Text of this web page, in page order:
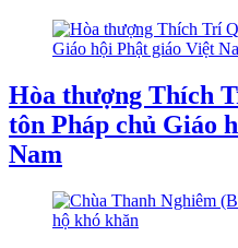
Hòa thượng Thích
tôn Pháp chủ Giáo
Nam